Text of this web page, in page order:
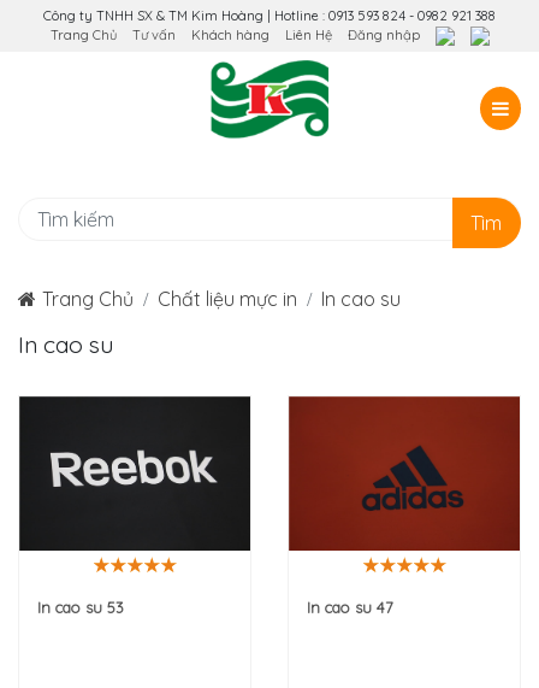
Công ty TNHH SX & TM Kim Hoàng | Hotline : 0913 593 824 - 0982 921 388
Trang Chủ
Tư vấn Khách hàng Liên Hệ Đăng nhập
Tìm
Trang Chủ Chất liệu mực in In cao su
In cao su
In cao su 53 In cao su 47